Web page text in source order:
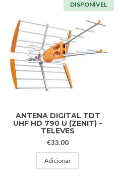
DISPONÍVEL
ANTENA DIGITAL TDT
UHF HD 790 U (ZENIT) –
TELEVES
€33.00
Adicionar